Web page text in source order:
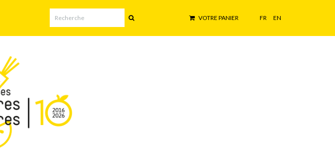
VOTRE PANIER FR EN